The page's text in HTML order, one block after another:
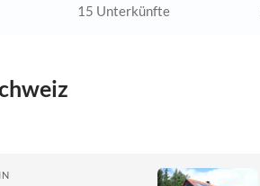
15 Unterkünfte